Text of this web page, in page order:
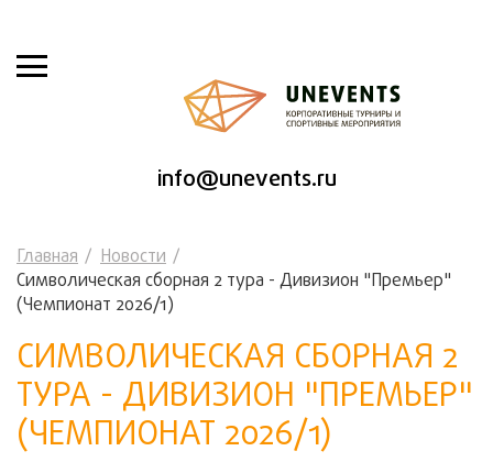
info@unevents.ru
Главная
Новости
Символическая сборная 2 тура - Дивизион "Премьер"
(Чемпионат 2026/1)
СИМВОЛИЧЕСКАЯ СБОРНАЯ 2
ТУРА - ДИВИЗИОН "ПРЕМЬЕР"
(ЧЕМПИОНАТ 2026/1)